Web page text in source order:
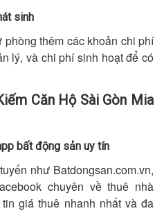
sinh
thêm các khoản chi phí
lý, và chi phí sinh hoạt để có
Căn Hộ Sài Gòn Mia
bất động sản uy tín
như Batdongsan.com.vn,
chuyên về thuê nhà
giá thuê nhanh nhất và đa